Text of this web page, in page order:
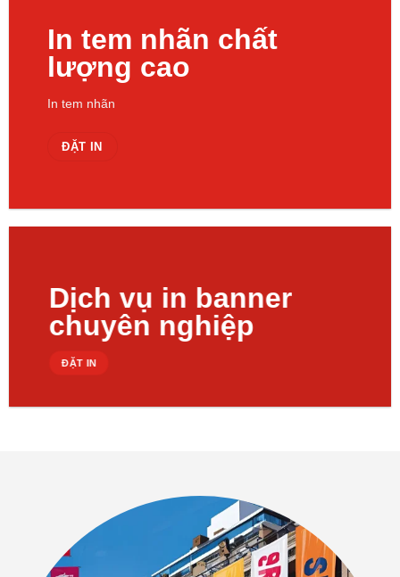
In tem nhãn chất
lượng cao
In tem nhãn
ĐẶT IN
Dịch vụ in banner
chuyên nghiệp
ĐẶT IN